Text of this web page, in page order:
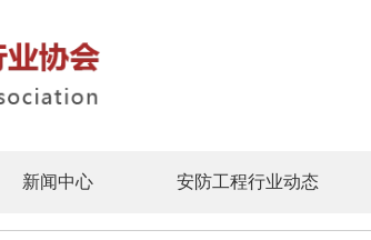
新闻中心 安防工程行业动态